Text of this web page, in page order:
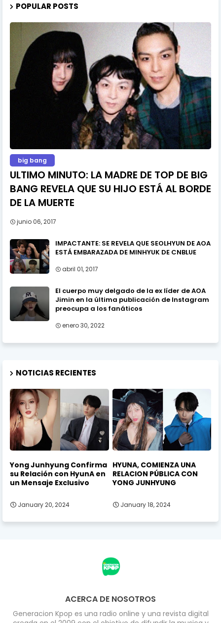
POPULAR POSTS
big bang
ULTIMO MINUTO: LA MADRE DE TOP DE BIG
BANG REVELA QUE SU HIJO ESTÁ AL BORDE
DE LA MUERTE
junio 06, 2017
IMPACTANTE: SE REVELA QUE SEOLHYUN DE AOA
ESTÁ EMBARAZADA DE MINHYUK DE CNBLUE
abril 01, 2017
El cuerpo muy delgado de la ex líder de AOA
Jimin en la última publicación de Instagram
preocupa a los fanáticos
enero 30, 2022
NOTICIAS RECIENTES
Yong Junhyung Confirma
su Relación con HyunA en
un Mensaje Exclusivo
January 20, 2024
HYUNA, COMIENZA UNA
RELACION PÚBLICA CON
YONG JUNHYUNG
January 18, 2024
ACERCA DE NOSOTROS
Generacion Kpop es una radio online y una revista digital